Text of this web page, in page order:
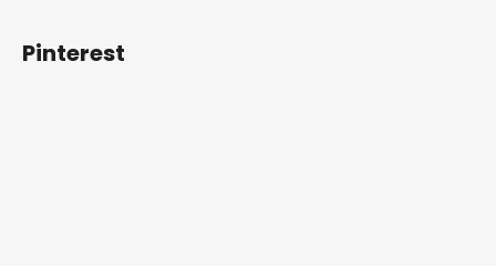
Pinterest